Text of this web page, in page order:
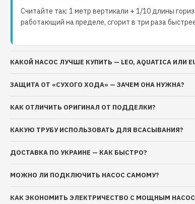
Корпус насоса Grundfos: чугун
Вал двигателя: керамика
Механическое уплотнение: керамика/
Характеристики электрической части
Частота: 50 Гц
Класс защиты: IP44
Тип двигателя: асинхронный,
Считайте так: 1 метр вертикали + 1/10 длины
работающий на пределе, сгорит в три раза
КАКОЙ НАСОС ЛУЧШЕ КУПИТЬ — LEO, AQUATICA ИЛИ
ЗАЩИТА ОТ «СУХОГО ХОДА» — ЗАЧЕМ ОНА НУЖНА?
КАК ОТЛИЧИТЬ ОРИГИНАЛ ОТ ПОДДЕЛКИ?
КАКУЮ ТРУБУ ИСПОЛЬЗОВАТЬ ДЛЯ ВСАСЫВАНИЯ?
ДОСТАВКА ПО УКРАИНЕ — КАК БЫСТРО?
МОЖНО ЛИ ПОДКЛЮЧИТЬ НАСОС САМОМУ?
КАК ЭКОНОМИТЬ ЭЛЕКТРИЧЕСТВО С МОЩНЫМ